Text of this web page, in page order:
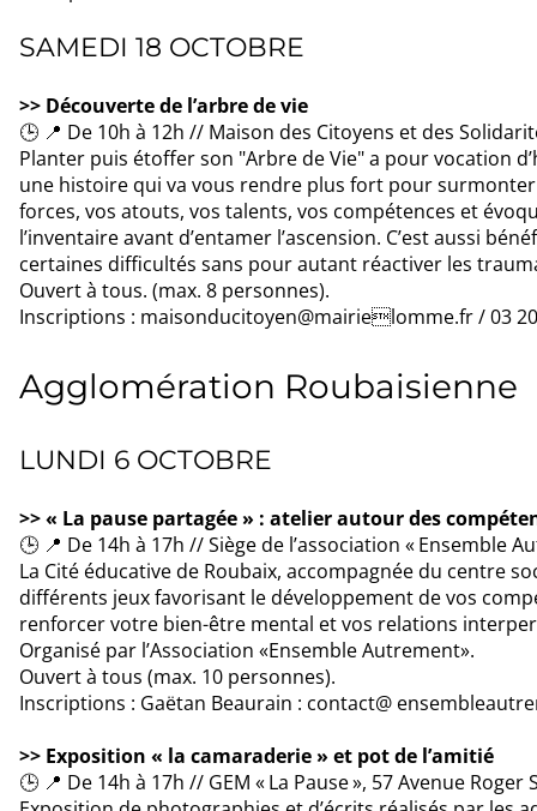
SAMEDI 18 OCTOBRE
>> Découverte de l’arbre de vie
🕒 📍 De 10h à 12h // Maison des Citoyens et des
Planter puis étoffer son "Arbre de Vie" a pour vocation
une histoire qui va vous rendre plus fort pour
forces, vos atouts, vos talents, vos compétences et
l’inventaire avant d’entamer l’ascension. C’est aussi
certaines difficultés sans pour autant réactiver les
Ouvert à tous. (max. 8 personnes).
Inscriptions : maisonducitoyen@mairielomme.fr / 03
Agglomération Roubaisienne
LUNDI 6 OCTOBRE
>> « La pause partagée » : atelier autour des
🕒 📍 De 14h à 17h // Siège de l’association « Ensemble
La Cité éducative de Roubaix, accompagnée du centre
différents jeux favorisant le développement de vos
renforcer votre bien-être mental et vos relations
Organisé par l’Association «Ensemble Autrement».
Ouvert à tous (max. 10 personnes).
Inscriptions : Gaëtan Beaurain : contact@
>> Exposition « la camaraderie » et pot de l’amitié
🕒 📍 De 14h à 17h // GEM « La Pause », 57 Avenue